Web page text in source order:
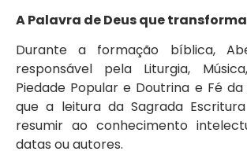
A Palavra de Deus que
Durante a formação bíblica,
responsável pela Liturgia,
Piedade Popular e Doutrina e Fé da
que a leitura da Sagrada
resumir ao conhecimento
datas ou autores.